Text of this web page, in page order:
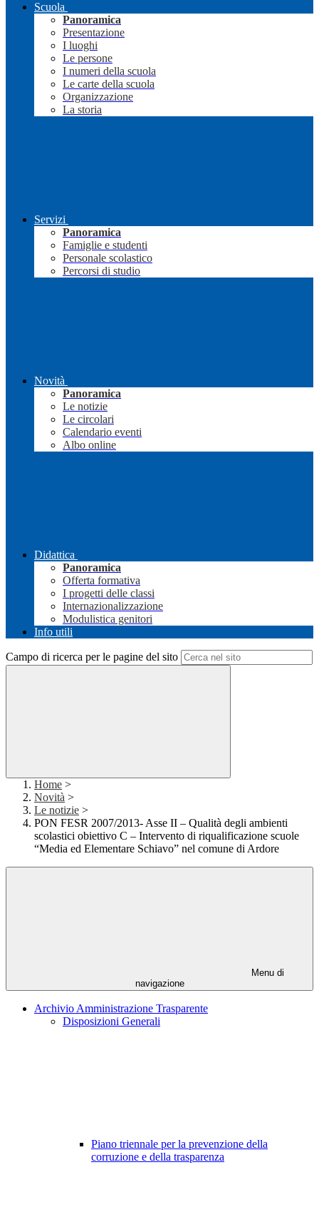
Scuola
Panoramica
Presentazione
I luoghi
Le persone
I numeri della scuola
Le carte della scuola
Organizzazione
La storia
Servizi
Panoramica
Famiglie e studenti
Personale scolastico
Percorsi di studio
Novità
Panoramica
Le notizie
Le circolari
Calendario eventi
Albo online
Didattica
Panoramica
Offerta formativa
I progetti delle classi
Internazionalizzazione
Modulistica genitori
Info utili
Campo di ricerca per le pagine del sito
Home >
Novità >
Le notizie >
PON FESR 2007/2013- Asse II – Qualità degli ambienti
scolastici obiettivo C – Intervento di riqualificazione scuole
“Media ed Elementare Schiavo” nel comune di Ardore
Menu di
navigazione
Archivio Amministrazione Trasparente
Disposizioni Generali
Piano triennale per la prevenzione della
corruzione e della trasparenza